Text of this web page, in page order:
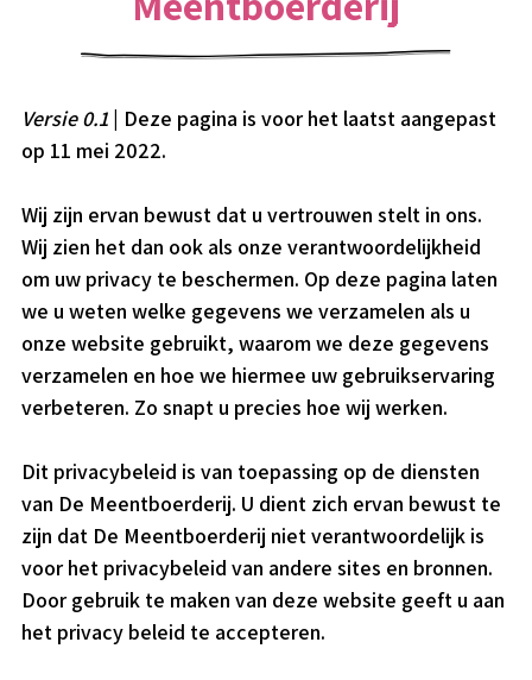
Versie 0.1 | Deze pagina is voor het laatst aangepast
op 11 mei 2022.
Wij zijn ervan bewust dat u vertrouwen stelt in ons.
Wij zien het dan ook als onze verantwoordelijkheid
om uw privacy te beschermen. Op deze pagina laten
we u weten welke gegevens we verzamelen als u
onze website gebruikt, waarom we deze gegevens
verzamelen en hoe we hiermee uw gebruikservaring
verbeteren. Zo snapt u precies hoe wij werken.
Dit privacybeleid is van toepassing op de diensten
van De Meentboerderij. U dient zich ervan bewust te
zijn dat De Meentboerderij niet verantwoordelijk is
voor het privacybeleid van andere sites en bronnen.
Door gebruik te maken van deze website geeft u aan
het privacy beleid te accepteren.